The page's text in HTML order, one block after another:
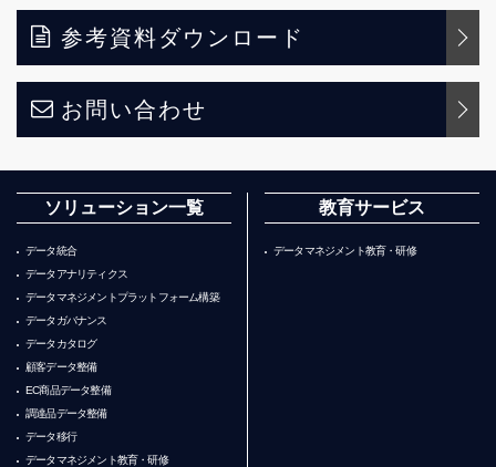
参考資料ダウンロード
お問い合わせ
ソリューション一覧
データ統合
データアナリティクス
データマネジメントプラットフォーム構築
データガバナンス
データカタログ
顧客データ整備
EC商品データ整備
調達品データ整備
データ移行
データマネジメント教育・研修
教育サービス
データマネジメント教育・研修